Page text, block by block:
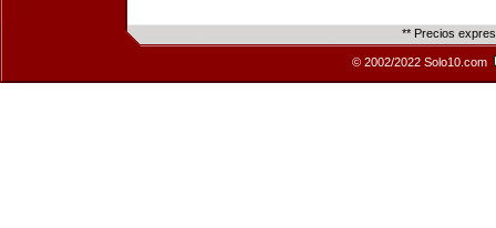
** Precios
© 2002/2022 Solo10.com